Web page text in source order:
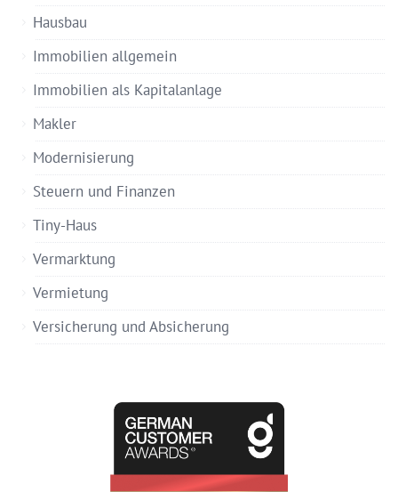
Hausbau
Immobilien allgemein
Immobilien als Kapitalanlage
Makler
Modernisierung
Steuern und Finanzen
Tiny-Haus
Vermarktung
Vermietung
Versicherung und Absicherung